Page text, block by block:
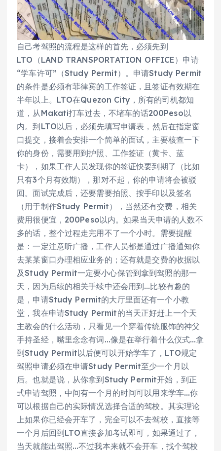
自己考驾照的流程是这样的首先，必须先到
LTO（LAND TRANSPORTATION OFFICE）申请
“学车许可”（Study Permit）。申请Study Permit
的条件是必须有菲律宾的工作签证，且签证有效期在
半年以上。LTO在Quezon City，所有的司机都知
道，从Makati打车过去，不堵车的话200Peso以
内。到LTO以后，必须先填写申请表，然后在指定窗
口提交，接着会安排一个简单的面试，主要核查一下
你的身份，需要用到护照、工作签证（黄卡、蓝
卡），如果工作人员发现你的签证快要到期了（比如
只有3个月有效期），那对不起，你的申请将会被驳
回。面试完成后，还要需要拍照、按手印以及签名
（用于制作Study Permit），当然还有交费，相关
费用很便宜，200Peso以内。如果当天申请的人数不
多的话，整个过程走完用不了一个小时。需要提醒
是：一定注意听广播，工作人员都是通过广播通知你
去某某窗口办理相应业务的；还有就是交费的收据以
及Study Permit一定要小心保管到拿到驾照的那一
天，因为后续的相关手续中还会用到…比较有趣的
是，申请Study Permit的大厅里面还有一个小教
堂，我在申请Study Permit的当天正好赶上一个天
主教会的什么活动，只看见一个穿着传统服饰的神父
手持圣经，嘴里念念有词…像是在举行着什么仪式…拿
到Study Permit以后便可以开始学车了，LTO规定
驾照申请必须在申请Study Permit至少一个月以
后。也就是说，从你拿到Study Permit开始，到正
式申请驾照，中间有一个月的时间可以用来学车…你
可以根据自己的实际情况选择合适的驾校。其实理论
上如果你已经会开车了，完全可以不去驾校，直接等
一个月后回到LTO直接参加考试即可，如果通过了，
当天就能出驾照…不过我本来就不会开车，找个驾校